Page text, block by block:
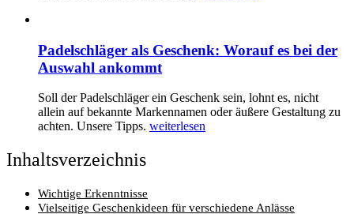
Padelschläger als Geschenk: Worauf es bei der
Auswahl ankommt
Soll der Padelschläger ein Geschenk sein, lohnt es, nicht
allein auf bekannte Markennamen oder äußere Gestaltung zu
achten. Unsere Tipps. weiterlesen
Inhaltsverzeichnis
Wichtige Erkenntnisse
Vielseitige Geschenkideen für verschiedene Anlässe